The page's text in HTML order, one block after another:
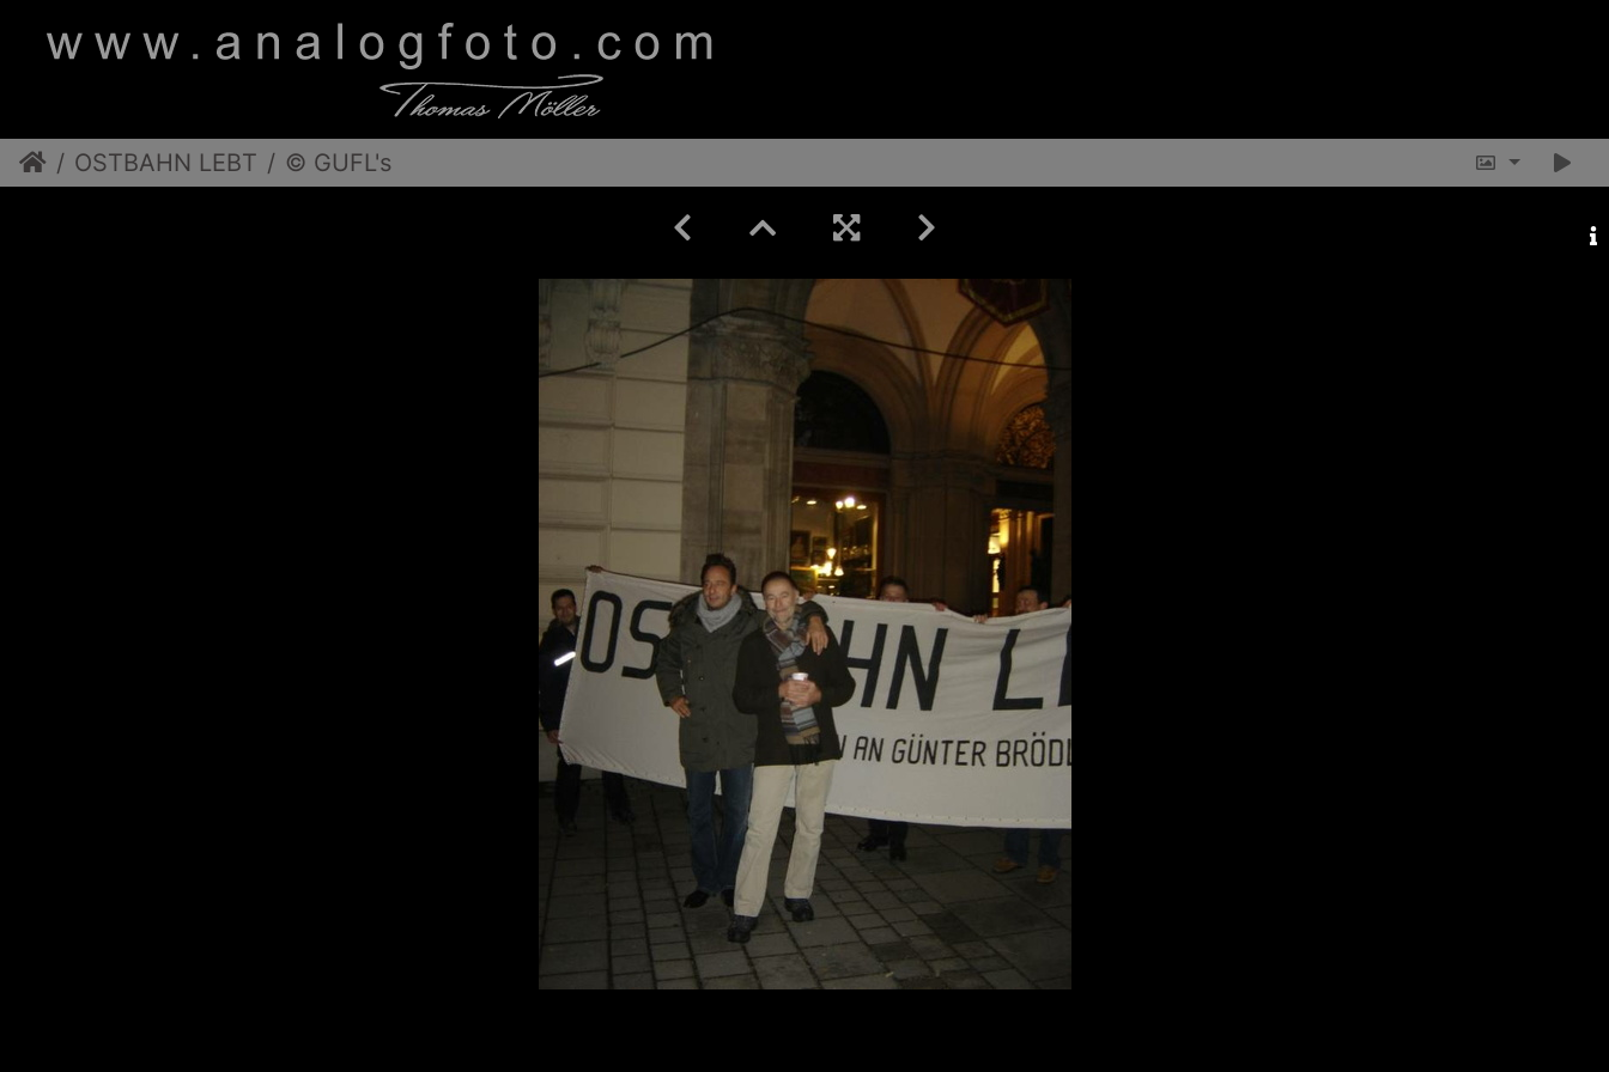
OSTBAHN LEBT © GUFL's